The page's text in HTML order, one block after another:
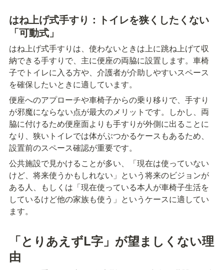
はね上げ式手すり：トイレを狭くしたくない
「可動式」
はね上げ式手すりは、使わないときは上に跳ね上げて収
納できる手すりで、主に便座の両脇に設置します。車椅
子でトイレに入る方や、介護者が介助しやすいスペース
を確保したいときに適しています。
便座へのアプローチや車椅子からの乗り移りで、手すり
が邪魔にならない点が最大のメリットです。しかし、両
脇に付けるため便座面よりも手すりが外側に出ることに
なり、狭いトイレでは体がぶつかるケースもあるため、
設置前のスペース確認が重要です。
公共施設で見かけることが多い、「現在は使っていない
けど、将来使うかもしれない」という将来のビジョンが
ある人、もしくは「現在使っている本人が車椅子生活を
しているけど他の家族も使う」というケースに適してい
ます。
「とりあえずL字」が望ましくない理
由